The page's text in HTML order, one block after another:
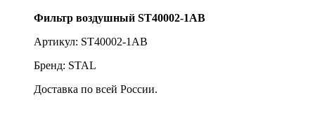
Фильтр воздушный ST40002-1AB
Артикул: ST40002-1AB
Бренд: STAL
Доставка по всей России.